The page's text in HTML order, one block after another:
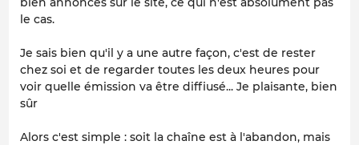
le cas.
Je sais bien qu'il y a une autre façon, c'est de rester
chez soi et de regarder toutes les deux heures pour
voir quelle émission va être diffiusé... Je plaisante, bien
sûr
Alors c'est simple : soit la chaîne est à l'abandon, mais